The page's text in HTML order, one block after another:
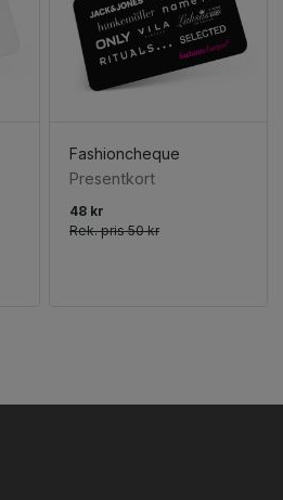
Fashioncheque
Presentkort
48 kr
Rek. pris 50 kr